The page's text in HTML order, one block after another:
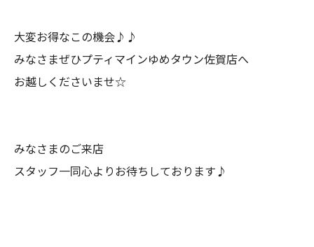
大変お得なこの機会♪♪
みなさまぜひプティマインゆめタウン佐賀店へ
お越しくださいませ☆
みなさまのご来店
スタッフ一同心よりお待ちしております♪